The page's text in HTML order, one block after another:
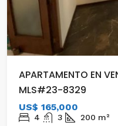
APARTAMENTO EN
MLS#23-8329
US$ 165,000
4 3 200 m²